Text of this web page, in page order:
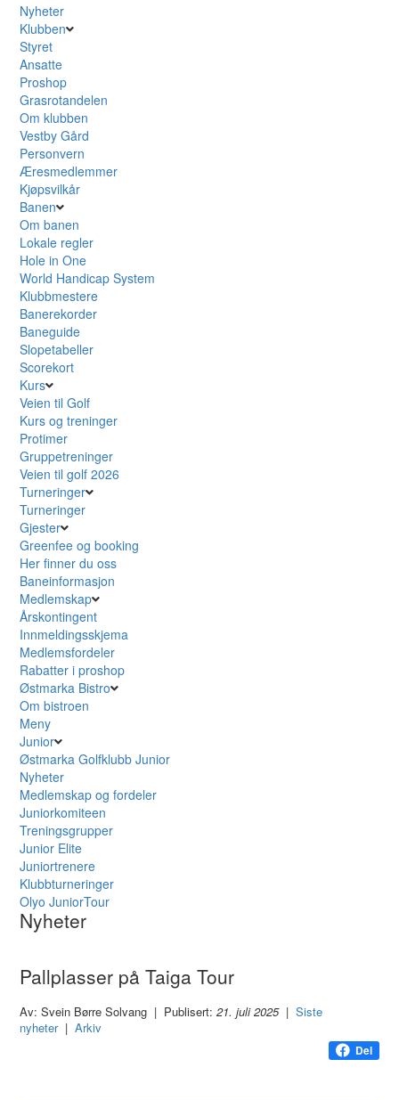
Nyheter
Klubben
Styret
Ansatte
Proshop
Grasrotandelen
Om klubben
Vestby Gård
Personvern
Æresmedlemmer
Kjøpsvilkår
Banen
Om banen
Lokale regler
Hole in One
World Handicap System
Klubbmestere
Banerekorder
Baneguide
Slopetabeller
Scorekort
Kurs
Veien til Golf
Kurs og treninger
Protimer
Gruppetreninger
Veien til golf 2026
Turneringer
Turneringer
Gjester
Greenfee og booking
Her finner du oss
Baneinformasjon
Medlemskap
Årskontingent
Innmeldingsskjema
Medlemsfordeler
Rabatter i proshop
Østmarka Bistro
Om bistroen
Meny
Junior
Østmarka Golfklubb Junior
Nyheter
Medlemskap og fordeler
Juniorkomiteen
Treningsgrupper
Junior Elite
Juniortrenere
Klubbturneringer
Olyo JuniorTour
Nyheter
Pallplasser på Taiga Tour
Av: Svein Børre Solvang | Publisert:21. juli 2025|Siste
nyheter|Arkiv
Del